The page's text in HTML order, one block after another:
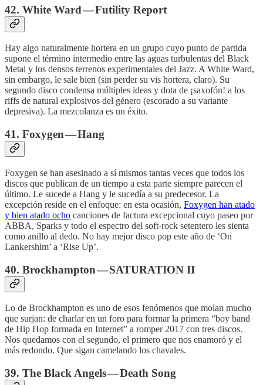
42. White Ward — Futility Report
Hay algo naturalmente hortera en un grupo cuyo punto de partida
supone el término intermedio entre las aguas turbulentas del Black
Metal y los densos terrenos experimentales del Jazz. A White Ward,
sin embargo, le sale bien (sin perder su vis hortera, claro). Su
segundo disco condensa múltiples ideas y dota de ¡saxofón! a los
riffs de natural explosivos del género (escorado a su variante
depresiva). La mezcolanza es un éxito.
41. Foxygen — Hang
Foxygen se han asesinado a sí mismos tantas veces que todos los
discos que publican de un tiempo a esta parte siempre parecen el
último. Le sucede a Hang y le sucedía a su predecesor. La
excepción reside en el enfoque: en esta ocasión, Foxygen han atado
y bien atado ocho canciones de factura excepcional cuyo paseo por
ABBA, Sparks y todo el espectro del soft-rock setentero les sienta
como anillo al dedo. No hay mejor disco pop este año de ‘On
Lankershim’ a ‘Rise Up’.
40. Brockhampton — SATURATION II
Lo de Brockhampton es uno de esos fenómenos que molan mucho
que surjan: de charlar en un foro para formar la primera “boy band
de Hip Hop formada en Internet” a romper 2017 con tres discos.
Nos quedamos con el segundo, el primero que nos enamoró y el
más redondo. Que sigan camelando los chavales.
39. The Black Angels — Death Song